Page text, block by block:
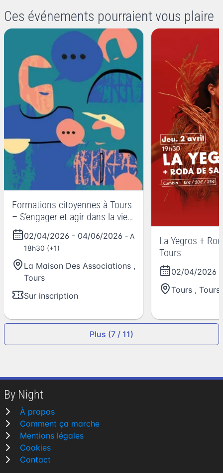
Ces événements pourraient vous plaire
Formations citoyennes à Tours
– S’engager et agir dans la vie
locale
02/04/2026 - 04/06/2026 - A
18h30 (+1)
La Maison Des Associations ,
Tours
Sur inscription
La Yegros +
Tours
02/04/2026
Tours , Tours
Plus (7 / 11)
By Night
À propos
Comment ça marche
Mentions légales
Cookies
Contact